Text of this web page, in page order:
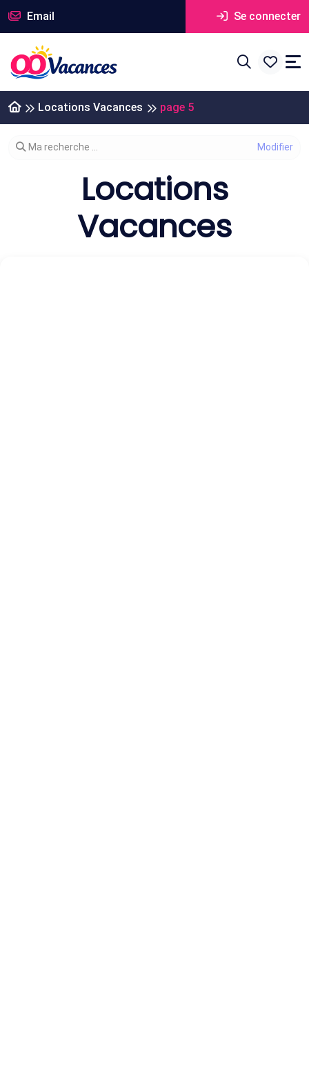
Email Se connecter
Locations Vacances page 5
Modifier votre recherche
Ma recherche ...
Locations
Vacances